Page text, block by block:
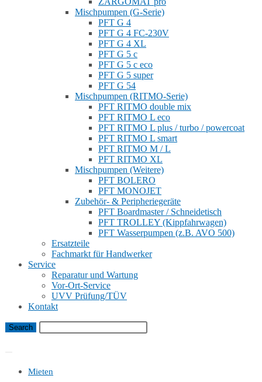
Mischpumpen (G-Serie)
PFT G 4
PFT G 4 FC-230V
PFT G 4 XL
PFT G 5 c
PFT G 5 c eco
PFT G 5 super
PFT G 54
Mischpumpen (RITMO-Serie)
PFT RITMO double mix
PFT RITMO L eco
PFT RITMO L plus / turbo / powercoat
PFT RITMO L smart
PFT RITMO M / L
PFT RITMO XL
Mischpumpen (Weitere)
PFT BOLERO
PFT MONOJET
Zubehör- & Peripheriegeräte
PFT Boardmaster / Schneidetisch
PFT TROLLEY (Kippfahrwagen)
PFT Wasserpumpen (z.B. AVO 500)
Ersatzteile
Fachmarkt für Handwerker
Service
Reparatur und Wartung
Vor-Ort-Service
UVV Prüfung/TÜV
Kontakt
Mieten